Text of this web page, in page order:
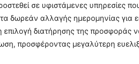
σε υφιστάμενες υπηρεσίες
δωρεάν αλλαγής ημερομηνίας για
επιλογή διατήρησης της προσφοράς
προσφέροντας μεγαλύτερη